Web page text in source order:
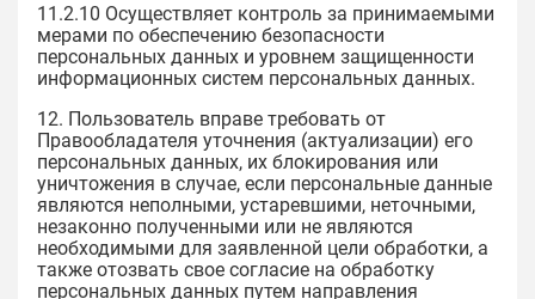
11.2.10 Осуществляет контроль за принимаемыми
мерами по обеспечению безопасности
персональных данных и уровнем защищенности
информационных систем персональных данных.
12. Пользователь вправе требовать от
Правообладателя уточнения (актуализации) его
персональных данных, их блокирования или
уничтожения в случае, если персональные данные
являются неполными, устаревшими, неточными,
незаконно полученными или не являются
необходимыми для заявленной цели обработки, а
также отозвать свое согласие на обработку
персональных данных путем направления